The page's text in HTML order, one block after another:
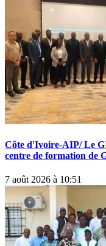
Côte d'Ivoire-AIP/ Le
centre de formation de
7 août 2026 à 10:51